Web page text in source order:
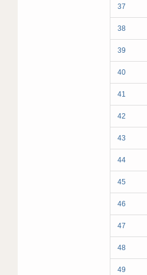
37
38
39
40
41
42
43
44
45
46
47
48
49